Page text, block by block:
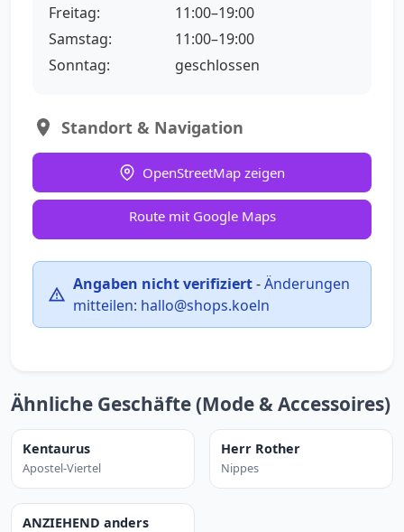
Freitag:
11:00–19:00
Samstag:
11:00–19:00
Sonntag:
geschlossen
Standort & Navigation
OpenStreetMap zeigen
Route mit Google Maps
Angaben nicht verifiziert-Änderungen
mitteilen: hallo@shops.koeln
Ähnliche Geschäfte (Mode & Accessoires)
Kentaurus
Apostel-Viertel
Herr Rother
Nippes
ANZIEHEND anders